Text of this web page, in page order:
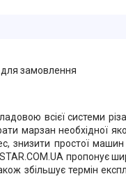
замовлення
всієї системи
марзан необхідної
знизити простої
пропонує
збільшує термін